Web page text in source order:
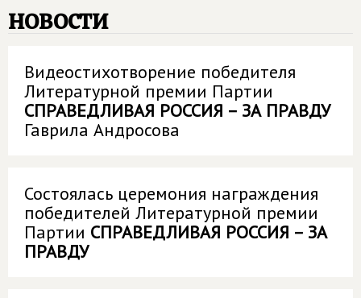
новости
Видеостихотворение победителя
Литературной премии Партии
СПРАВЕДЛИВАЯ РОССИЯ – ЗА ПРАВДУ
Гаврила Андросова
Состоялась церемония награждения
победителей Литературной премии
Партии СПРАВЕДЛИВАЯ РОССИЯ – ЗА
ПРАВДУ